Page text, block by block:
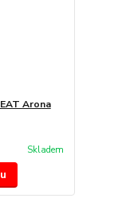
Arona
Skladem